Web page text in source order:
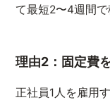
て最短2〜4週間
理由2：固定費
正社員1人を雇用